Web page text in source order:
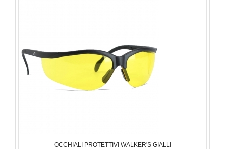
OCCHIALI PROTETTIVI WALKER'S GIALLI